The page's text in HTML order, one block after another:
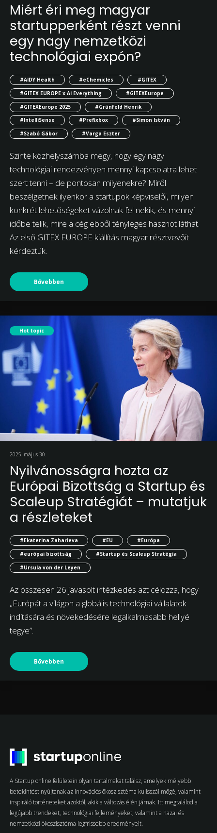
Miért éri meg magyar
startupperként részt venni
egy nagy nemzetközi
technológiai expón?
#AIDY Health #eChemicles
#GITEX
#GITEX EUROPE x Ai Everything
#GITEXEurope
#GITEXEurope 2025
#Grünfeld Henrik
#IntelliSense
#Prefixbox
#Simon István
#Szabó Gábor
#Varga Eszter
Szinte közhelyszámba megy, hogy egy nagy
technológiai rendezvényen mennyi kapcsolatra lehet
szert tenni – de pontosan milyenekre? Miről
beszélgetnek ilyenkor a startupok képviselői, milyen
konkrét lehetőségeket vázolnak fel nekik, és mennyi
időbe telik, mire a cég ebből tényleges hasznot láthat.
Az első GITEX EUROPE kiállítás magyar résztvevőit
kérdeztük.
Bővebben
Hot topic
2025. május 30.
Nyilvánosságra hozta az
Európai Bizottság a Startup és
Scaleup Stratégiát – mutatjuk
a részleteket
#Ekaterina Zaharieva #EU
#Európa
#európai bizottság
#Startup és Scaleup Stratégia
#Ursula von der Leyen
Az összesen 26 javasolt intézkedés azt célozza, hogy
„Európát a világon a globális technológiai vállalatok
indítására és növekedésére legalkalmasabb hellyé
tegye”.
Bővebben
A Startup online felületein olyan tartalmakat találsz, amelyek mélyebb
betekintést nyújtanak az innovációs ökoszisztéma kulisszái mögé, valamint
inspiráló történeteket azoktól, akik a változás élén járnak. Itt megtalálod a
legújabb trendeket, technológiai fejleményeket, valamint a hazai és
nemzetközi ökoszisztéma legfrissebb eredményeit.